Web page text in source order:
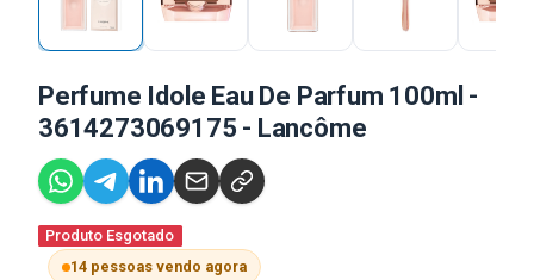
Perfume Idole Eau De Parfum 100ml -
3614273069175 - Lancôme
Produto Esgotado
14 pessoas vendo agora